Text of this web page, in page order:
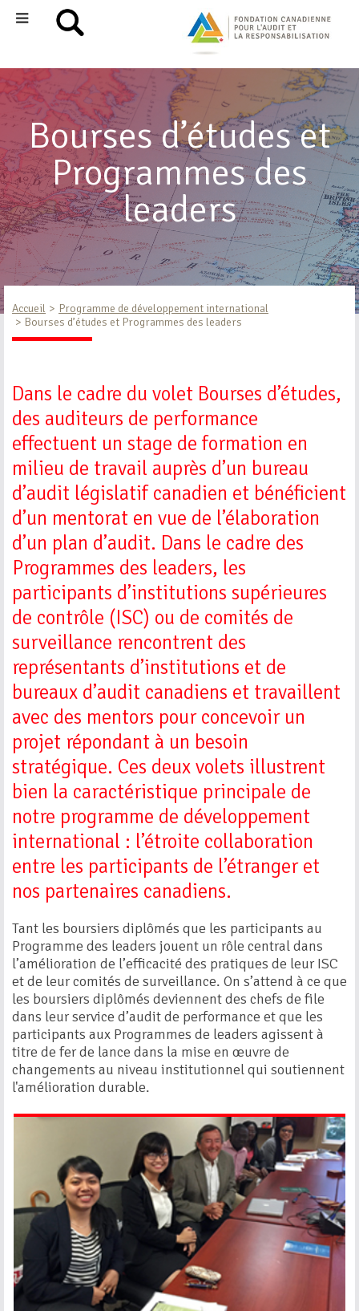
Bourses d’études et
Programmes des
leaders
Accueil
Programme de développement international
Bourses d’études et Programmes des leaders
Dans le cadre du volet Bourses d’études,
des auditeurs de performance
effectuent un stage de formation en
milieu de travail auprès d’un bureau
d’audit législatif canadien et bénéficient
d’un mentorat en vue de l’élaboration
d’un plan d’audit. Dans le cadre des
Programmes des leaders, les
participants d’institutions supérieures
de contrôle (ISC) ou de comités de
surveillance rencontrent des
représentants d’institutions et de
bureaux d’audit canadiens et travaillent
avec des mentors pour concevoir un
projet répondant à un besoin
stratégique. Ces deux volets illustrent
bien la caractéristique principale de
notre programme de développement
international : l’étroite collaboration
entre les participants de l’étranger et
nos partenaires canadiens.
Tant les boursiers diplômés que les participants au
Programme des leaders jouent un rôle central dans
l’amélioration de l’efficacité des pratiques de leur ISC
et de leur comités de surveillance. On s’attend à ce que
les boursiers diplômés deviennent des chefs de file
dans leur service d’audit de performance et que les
participants aux Programmes de leaders agissent à
titre de fer de lance dans la mise en œuvre de
changements au niveau institutionnel qui soutiennent
l'amélioration durable.